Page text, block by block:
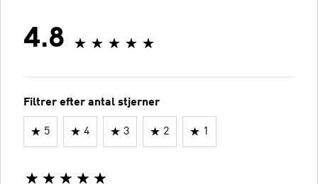
4.8
Filtrer efter antal stjerner
5 4 3 2 1